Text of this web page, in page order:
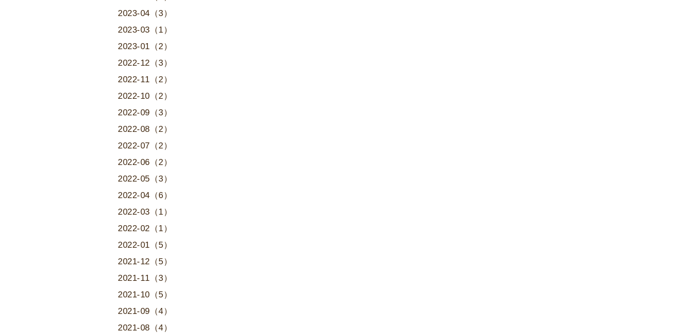
2023-04（3）
2023-03（1）
2023-01（2）
2022-12（3）
2022-11（2）
2022-10（2）
2022-09（3）
2022-08（2）
2022-07（2）
2022-06（2）
2022-05（3）
2022-04（6）
2022-03（1）
2022-02（1）
2022-01（5）
2021-12（5）
2021-11（3）
2021-10（5）
2021-09（4）
2021-08（4）